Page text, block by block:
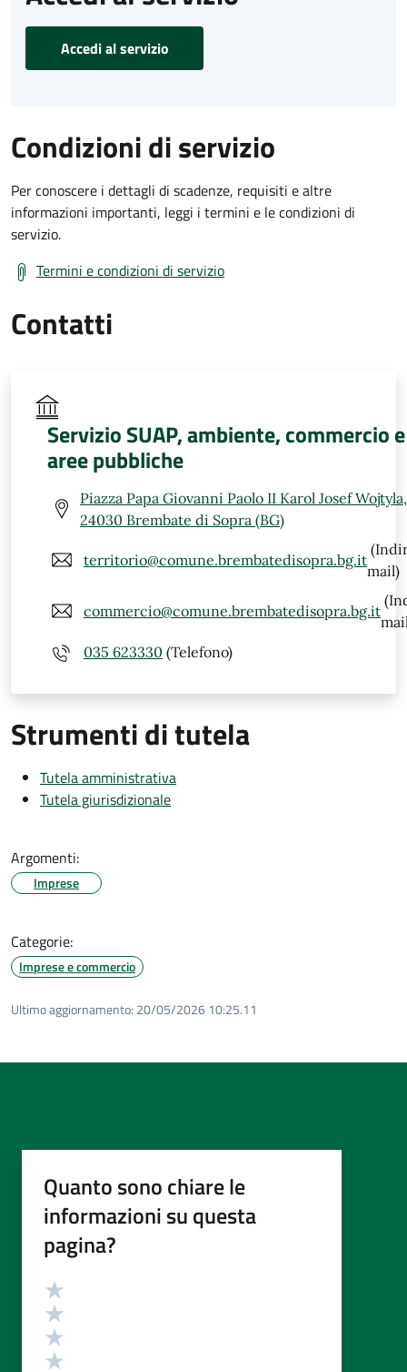
Accedi al servizio
Condizioni di servizio
Per conoscere i dettagli di scadenze, requisiti e altre
informazioni importanti, leggi i termini e le condizioni di
servizio.
Termini e condizioni di servizio
Contatti
Servizio SUAP, ambiente, commercio e
aree pubbliche
Piazza Papa Giovanni Paolo II Karol Josef
24030 Brembate di Sopra (BG)
territorio@comune.brembatedisopra.bg.it
mail)
commercio@comune.brembatedisopra.bg.it
035 623330 (Telefono)
Strumenti di tutela
Tutela amministrativa
Tutela giurisdizionale
Argomenti:
Imprese
Categorie:
Imprese e commercio
Ultimo aggiornamento: 20/05/2026 10:25.11
Quanto sono chiare le
informazioni su questa
pagina?
Valutazione